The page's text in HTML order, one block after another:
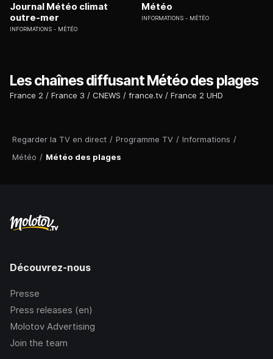
Regarder la TV en direct / Programme TV / Informations /
Météo / Météo des plages
Journal Météo climat
outre-mer
INFORMATIONS MÉTÉO
Météo
INFORMATIONS MÉTÉO
Les chaînes diffusant Météo des plages
France 2 France 3 CNEWS france.tv France 2 UHD
Découvrez-nous
Presse
Press releases (en)
Molotov Advertising
Join the team